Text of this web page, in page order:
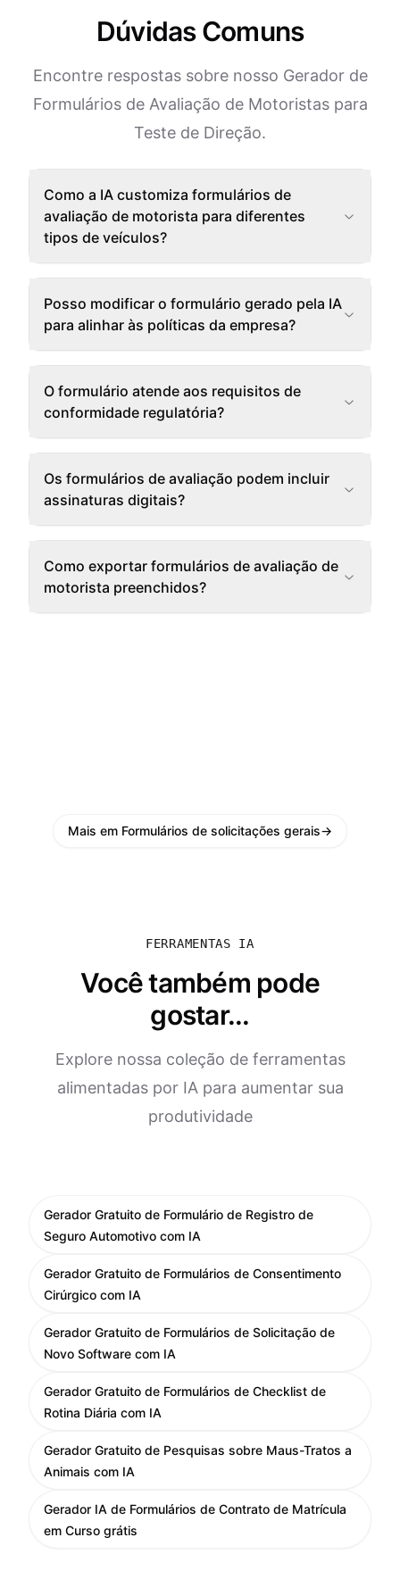
Dúvidas Comuns
Encontre respostas sobre nosso Gerador de
Formulários de Avaliação de Motoristas para
Teste de Direção.
Como a IA customiza formulários de
avaliação de motorista para diferentes
tipos de veículos?
Posso modificar o formulário gerado pela IA
para alinhar às políticas da empresa?
O formulário atende aos requisitos de
conformidade regulatória?
Os formulários de avaliação podem incluir
assinaturas digitais?
Como exportar formulários de avaliação de
motorista preenchidos?
Mais em Formulários de solicitações gerais→
FERRAMENTAS IA
Você também pode
gostar...
Explore nossa coleção de ferramentas
alimentadas por IA para aumentar sua
produtividade
Gerador Gratuito de Formulário de Registro de
Seguro Automotivo com IA
Gerador Gratuito de Formulários de Consentimento
Cirúrgico com IA
Gerador Gratuito de Formulários de Solicitação de
Novo Software com IA
Gerador Gratuito de Formulários de Checklist de
Rotina Diária com IA
Gerador Gratuito de Pesquisas sobre Maus-Tratos a
Animais com IA
Gerador IA de Formulários de Contrato de Matrícula
em Curso grátis